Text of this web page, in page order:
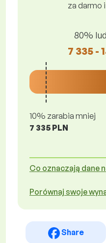
za darmo
80%
7 335 -
10% zarabia mniej
7 335 PLN
Co oznaczają dane
Porównaj swoje
Share